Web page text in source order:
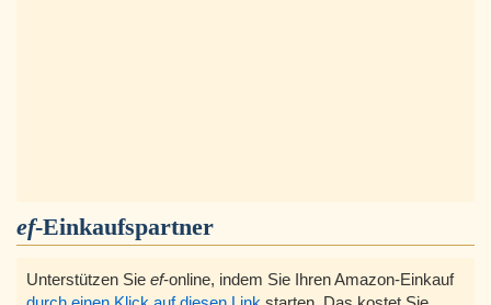
ef-Einkaufspartner
Unterstützen Sie ef-online, indem Sie Ihren Amazon-Einkauf